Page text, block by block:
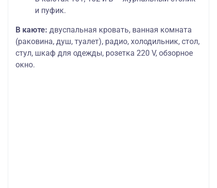
и пуфик.
В каюте: двуспальная кровать, ванная комната
(раковина, душ, туалет), радио, холодильник, стол,
стул, шкаф для одежды, розетка 220 V, обзорное
окно.